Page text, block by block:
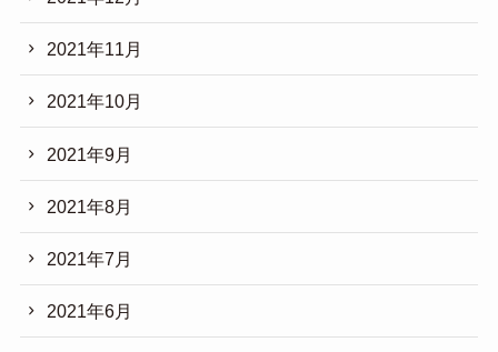
2021年11月
2021年10月
2021年9月
2021年8月
2021年7月
2021年6月